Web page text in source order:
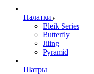
Палатки
Bleik Series
Butterfly
Jiling
Pyramid
Шатры